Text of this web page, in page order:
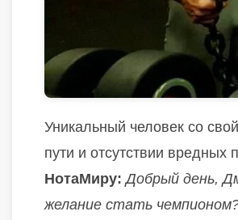
Уникальный человек со
пути и отсутствии вредных
НотаМиру:Добрый день,
желание стать